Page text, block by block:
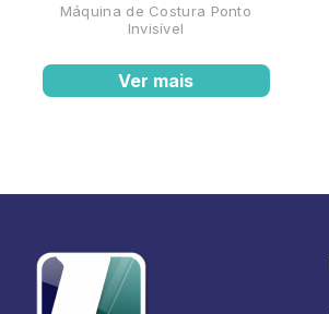
Máquina de Costura Ponto
Invisível
Ver mais